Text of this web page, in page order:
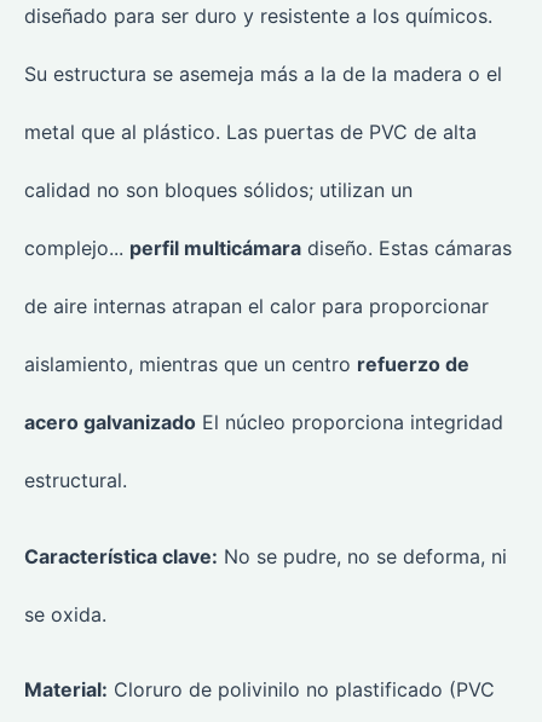
diseñado para ser duro y resistente a los químicos.
Su estructura se asemeja más a la de la madera o el
metal que al plástico. Las puertas de PVC de alta
calidad no son bloques sólidos; utilizan un
complejo... perfil multicámara diseño. Estas cámaras
de aire internas atrapan el calor para proporcionar
aislamiento, mientras que un centro refuerzo de
acero galvanizado El núcleo proporciona integridad
estructural.
Característica clave: No se pudre, no se deforma, ni
se oxida.
Material: Cloruro de polivinilo no plastificado (PVC